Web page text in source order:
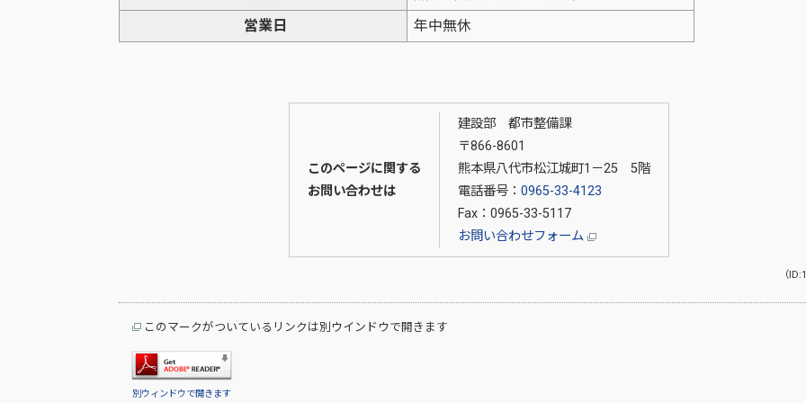
営業日
年中無休
このページに関する
お問い合わせは
建設部 都市整備課
〒866-8601
熊本県八代市松江城町1－25 5階
電話番号： 0965-33-4123
Fax：0965-33-5117
お問い合わせフォーム
（
このマークがついているリンクは別ウインドウで開きます
別ウィンドウで開きます